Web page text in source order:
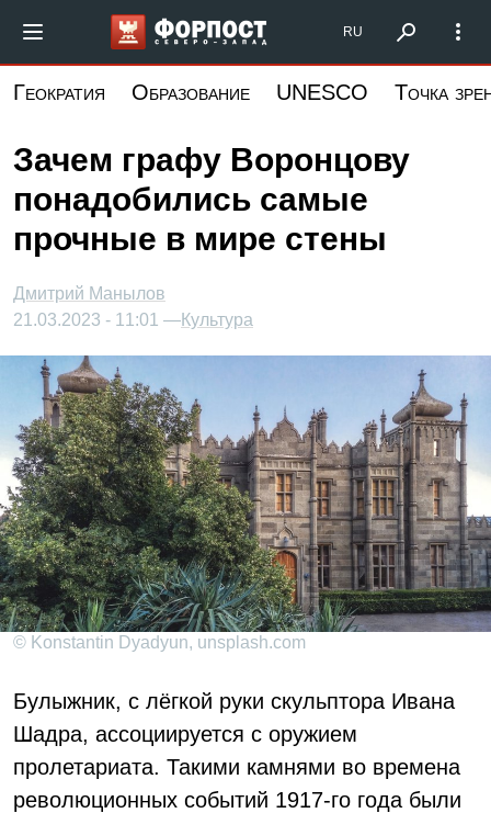
основному
Форпост Северо-Запад
RU
Геократия Образование UNESCO Точка
Зачем графу Воронцову
понадобились самые
прочные в мире стены
Дмитрий Манылов
21.03.2023 - 11:01 —Культура
© Konstantin Dyadyun, unsplash.com
Булыжник, с лёгкой руки скульптора Ивана
Шадра, ассоциируется с оружием
пролетариата. Такими камнями во времена
революционных событий 1917-го года были